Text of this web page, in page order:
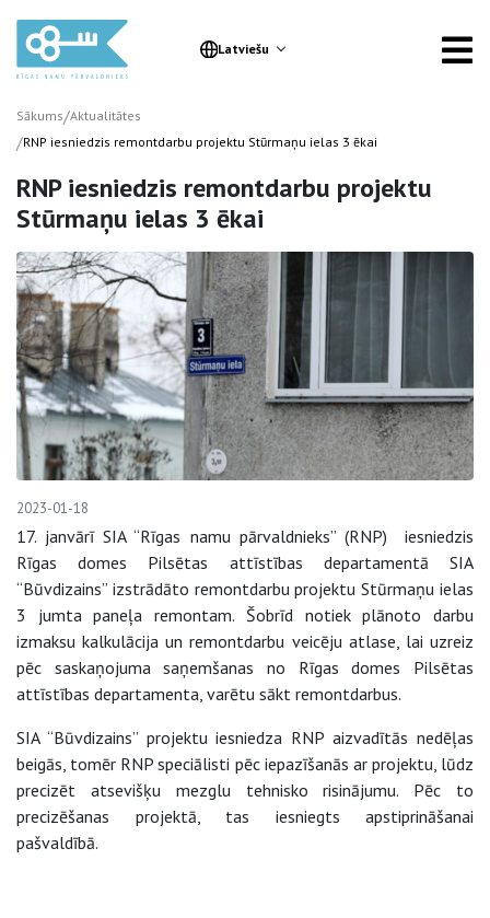
Latviešu
Sākums/Aktualitātes
/RNP iesniedzis remontdarbu projektu Stūrmaņu ielas 3 ēkai
RNP iesniedzis remontdarbu projektu
Stūrmaņu ielas 3 ēkai
2023-01-18
17. janvārī SIA “Rīgas namu pārvaldnieks” (RNP) iesniedzis
Rīgas domes Pilsētas attīstības departamentā SIA
“Būvdizains” izstrādāto remontdarbu projektu Stūrmaņu ielas
3 jumta paneļa remontam. Šobrīd notiek plānoto darbu
izmaksu kalkulācija un remontdarbu veicēju atlase, lai uzreiz
pēc saskaņojuma saņemšanas no Rīgas domes Pilsētas
attīstības departamenta, varētu sākt remontdarbus.
SIA “Būvdizains” projektu iesniedza RNP aizvadītās nedēļas
beigās, tomēr RNP speciālisti pēc iepazīšanās ar projektu, lūdz
precizēt atsevišķu mezglu tehnisko risinājumu. Pēc to
precizēšanas projektā, tas iesniegts apstiprināšanai
pašvaldībā.